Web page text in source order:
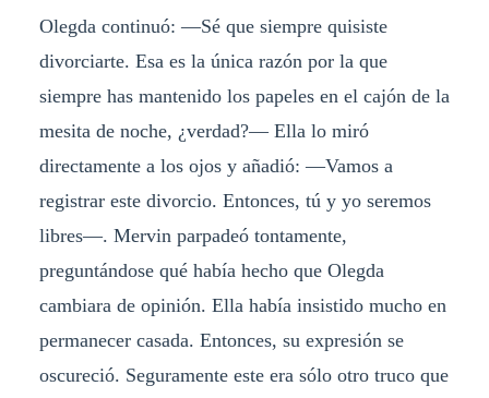
Olegda continuó: —Sé que siempre quisiste
divorciarte. Esa es la única razón por la que
siempre has mantenido los papeles en el cajón de la
mesita de noche, ¿verdad?— Ella lo miró
directamente a los ojos y añadió: —Vamos a
registrar este divorcio. Entonces, tú y yo seremos
libres—. Mervin parpadeó tontamente,
preguntándose qué había hecho que Olegda
cambiara de opinión. Ella había insistido mucho en
permanecer casada. Entonces, su expresión se
oscureció. Seguramente este era sólo otro truco que